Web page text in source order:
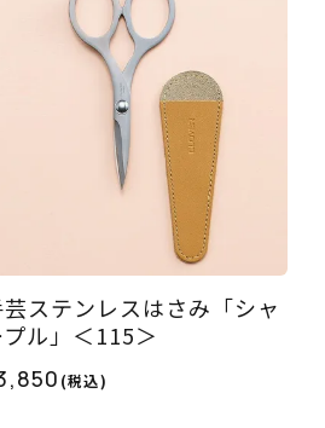
芸ステンレスはさみ「シャ
ル」＜115＞
(税込)